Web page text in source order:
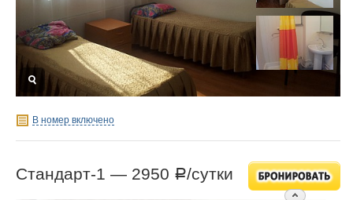
В номер включено
Стандарт-1 — 2950 Р/сутки